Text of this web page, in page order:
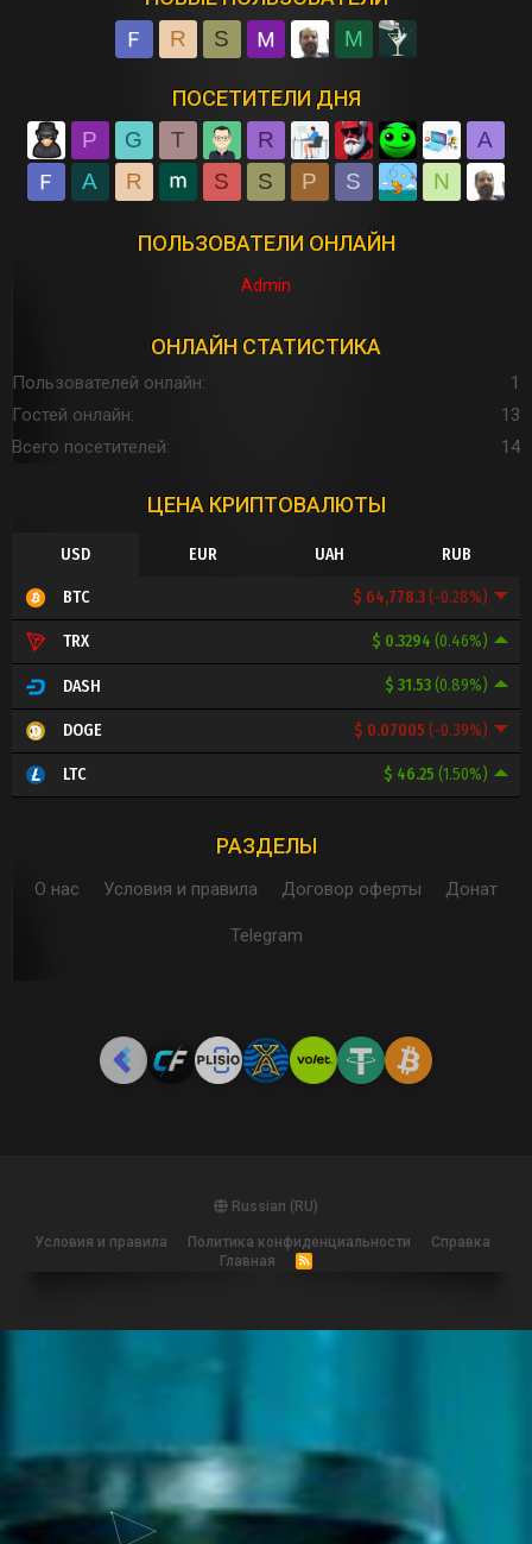
R S M
ПОСЕТИТЕЛИ ДНЯ
P G T R
A
A
R S S P S N
ПОЛЬЗОВАТЕЛИ ОНЛАЙН
Admin
ОНЛАЙН СТАТИСТИКА
Пользователей онлайн
1
Гостей онлайн
13
Всего посетителей
14
ЦЕНА КРИПТОВАЛЮТЫ
USD EUR UAH RUB
$ 64,778.3(-0.28%)
BTC
$ 0.3294 (0.46%)
TRX
$ 31.53(0.89%)
DASH
$ 0.07005 (-0.39%)
DOGE
$ 46.25 (1.50%)
LTC
РАЗДЕЛЫ
О нас Условия и правила Договор оферты Донат
Telegram
Russian (RU)
Условия и правила Политика конфиденциальности
Справка
Главная
R